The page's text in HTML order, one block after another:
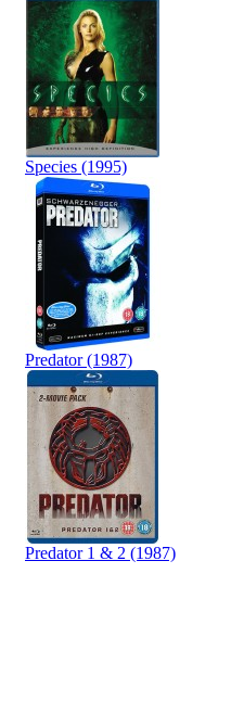
Species (1995)
Predator (1987)
Predator 1 & 2 (1987)